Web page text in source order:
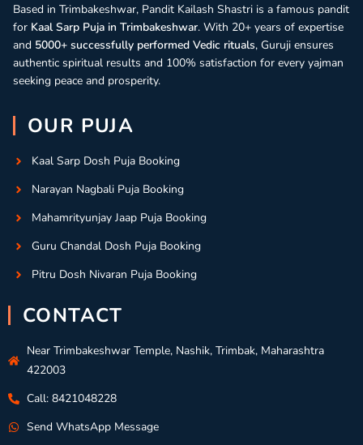
Based in Trimbakeshwar, Pandit Kailash Shastri is a famous pandit
for Kaal Sarp Puja in Trimbakeshwar. With 20+ years of expertise
and 5000+ successfully performed Vedic rituals, Guruji ensures
authentic spiritual results and 100% satisfaction for every yajman
seeking peace and prosperity.
OUR PUJA
Kaal Sarp Dosh Puja Booking
Narayan Nagbali Puja Booking
Mahamrityunjay Jaap Puja Booking
Guru Chandal Dosh Puja Booking
Pitru Dosh Nivaran Puja Booking
CONTACT
Near Trimbakeshwar Temple, Nashik, Trimbak, Maharashtra
422003
Call: 8421048228
Send WhatsApp Message